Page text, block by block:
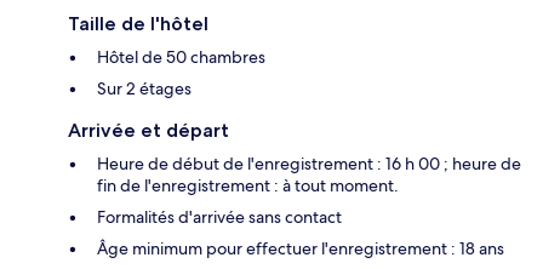
Taille de l'hôtel
Hôtel de 50 chambres
Sur 2 étages
Arrivée et départ
Heure de début de l'enregistrement : 16 h 00 ; heure de
fin de l'enregistrement : à tout moment.
Formalités d'arrivée sans contact
Âge minimum pour effectuer l'enregistrement : 18 ans